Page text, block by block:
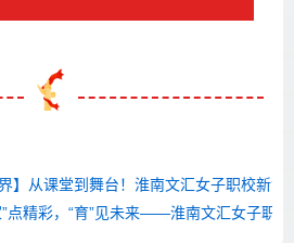
界】从课堂到舞台！淮南文汇女子职校新
”点精彩，“育”见未来——淮南文汇女子职